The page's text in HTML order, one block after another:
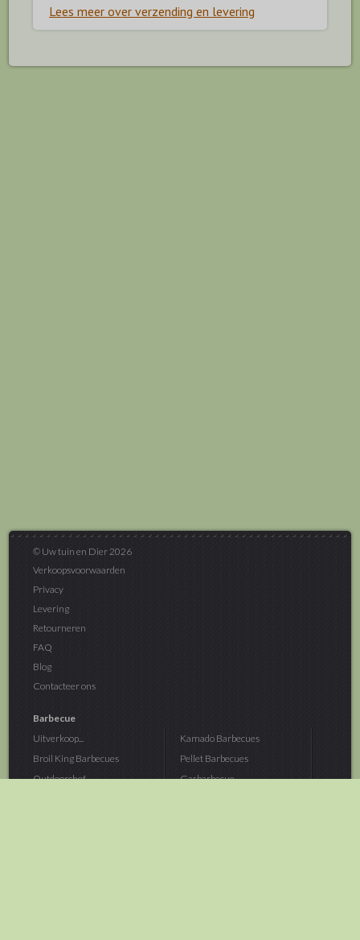
Lees meer over verzending en levering
© Uw tuin en Dier 2026
Verkoopsvoorwaarden
Privacy
Levering
Retourneren
FAQ
Blog
Contacteer ons
Barbecue
Uitverkoop...
Broil King Barbecues
Outdoorchef...
Kamado Barbecues
Pellet Barbecues
Gasbarbecue